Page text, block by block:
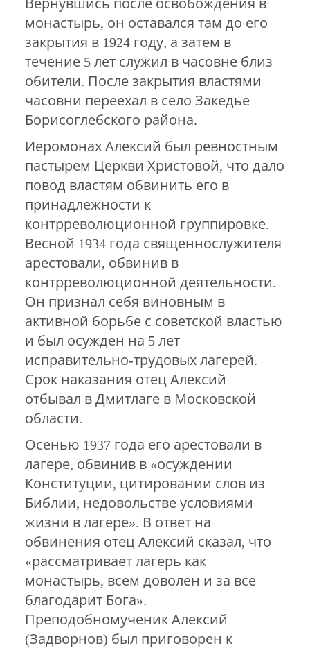
Вернувшись после освобождения в
монастырь, он оставался там до его
закрытия в 1924 году, а затем в
течение 5 лет служил в часовне близ
обители. После закрытия властями
часовни переехал в село Закедье
Борисоглебского района.
Иеромонах Алексий был ревностным
пастырем Церкви Христовой, что дало
повод властям обвинить его в
принадлежности к
контрреволюционной группировке.
Весной 1934 года священнослужителя
арестовали, обвинив в
контрреволюционной деятельности.
Он признал себя виновным в
активной борьбе с советской властью
и был осужден на 5 лет
исправительно-трудовых лагерей.
Срок наказания отец Алексий
отбывал в Дмитлаге в Московской
области.
Осенью 1937 года его арестовали в
лагере, обвинив в «осуждении
Конституции, цитировании слов из
Библии, недовольстве условиями
жизни в лагере». В ответ на
обвинения отец Алексий сказал, что
«рассматривает лагерь как
монастырь, всем доволен и за все
благодарит Бога».
Преподобномученик Алексий
(Задворнов) был приговорен к